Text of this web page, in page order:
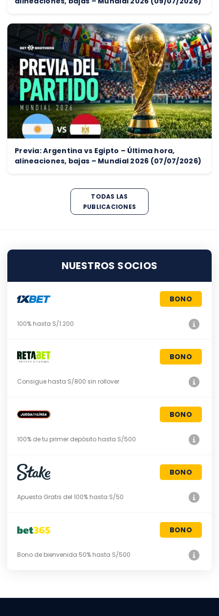
Previa: Argentina vs Egipto – Última hora,
alineaciones, bajas – Mundial 2026 (07/07/2026)
TODAS LAS
PUBLICACIONES
NUESTROS SOCIOS
BONO
100% hasta S/1.200
BONO
Consigue hasta S/800 sin rollover
BONO
100% de tu primer depósito hasta S/500
BONO
Apuesta Gratis del 100% hasta S/50
BONO
Bono de bienvenida 50% hasta S/500